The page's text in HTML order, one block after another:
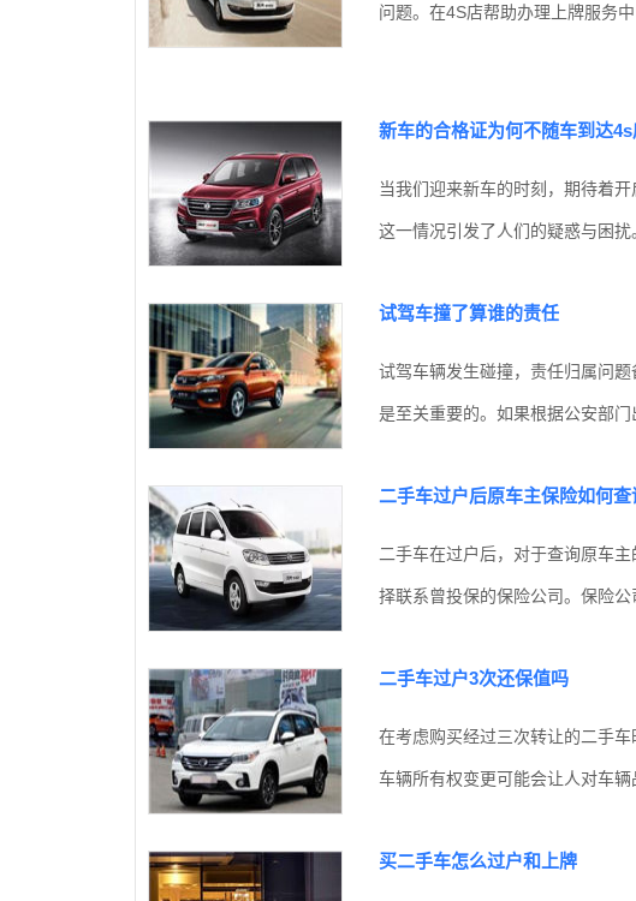
问题。在4S店帮助办理上牌服务
新车的合格证为何不随车到达4s
当我们迎来新车的时刻，期待着
这一情况引发了人们的疑惑与困扰
试驾车撞了算谁的责任
试驾车辆发生碰撞，责任归属问
是至关重要的。如果根据公安部门
二手车过户后原车主保险如何查
二手车在过户后，对于查询原车
择联系曾投保的保险公司。保险公
二手车过户3次还保值吗
在考虑购买经过三次转让的二手
车辆所有权变更可能会让人对车辆
买二手车怎么过户和上牌